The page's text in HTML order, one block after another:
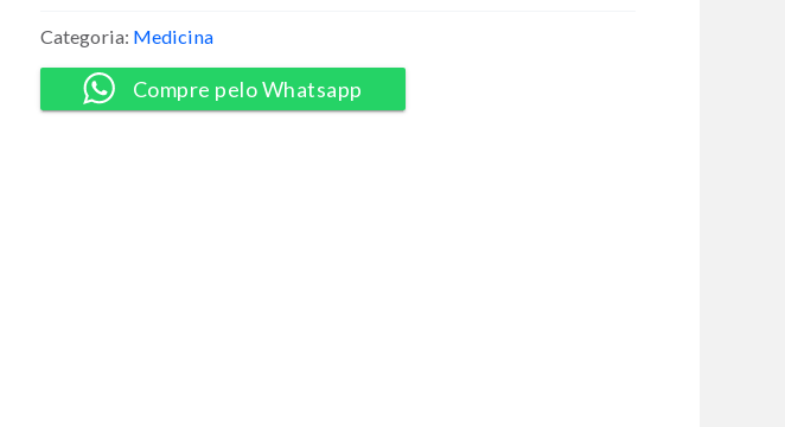
INAESP
quantidade
Categoria: Medicina
Compre pelo Whatsapp